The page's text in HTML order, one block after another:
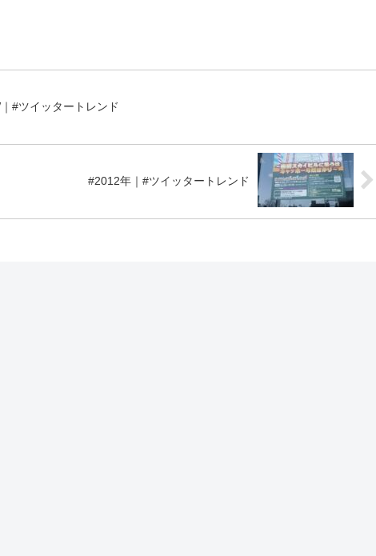
#ツイッタートレンド
#2012年｜#ツイッタートレンド